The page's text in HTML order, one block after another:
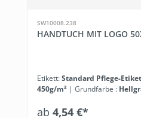
SW10008.238
HANDTUCH MIT LOGO
Etikett:Standard Pflege-
450g/m² | Grundfarbe :
Bordüren- & Hoch-Tief-
ab 4,54 €*